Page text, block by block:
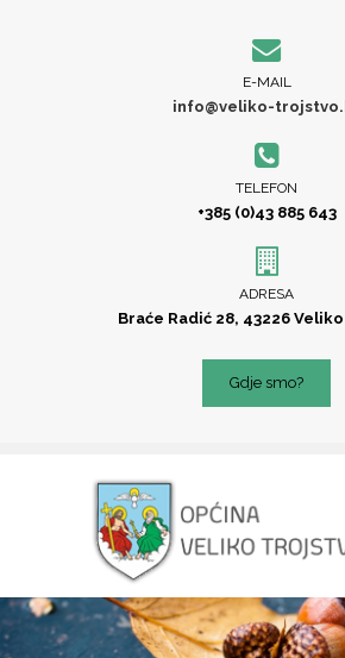
E-MAIL
info@veliko-
TELEFON
+385 (0)43 885 643
ADRESA
Braće Radić 28, 43226
Gdje smo?